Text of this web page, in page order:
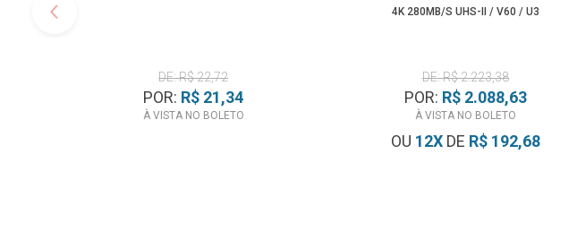
DE: R$ 22,72
POR: R$ 21,34
À VISTA NO BOLETO
4K 280MB/S UHS-II / V60 / U3
DE: R$ 2.223,38
POR: R$ 2.088,63
À VISTA NO BOLETO
OU 12XDE R$ 192,68